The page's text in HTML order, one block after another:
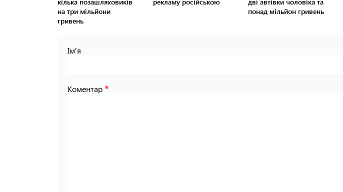
кілька позашляховиків
на три мільйони
гривень
рекламу російською
дві автівки чоловіка та
понад мільйон гривень
Ім'я
Коментар